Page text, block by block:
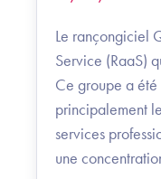
Le rançongiciel
Service (RaaS)
Ce groupe a
principalement
services
une